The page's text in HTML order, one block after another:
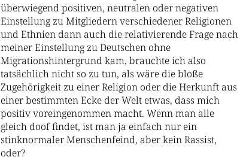
überwiegend positiven, neutralen oder negativen
Einstellung zu Mitgliedern verschiedener Religionen
und Ethnien dann auch die relativierende Frage nach
meiner Einstellung zu Deutschen ohne
Migrationshintergrund kam, brauchte ich also
tatsächlich nicht so zu tun, als wäre die bloße
Zugehörigkeit zu einer Religion oder die Herkunft aus
einer bestimmten Ecke der Welt etwas, dass mich
positiv voreingenommen macht. Wenn man alle
gleich doof findet, ist man ja einfach nur ein
stinknormaler Menschenfeind, aber kein Rassist,
oder?